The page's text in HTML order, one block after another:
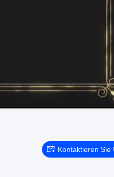
Kontaktieren Sie